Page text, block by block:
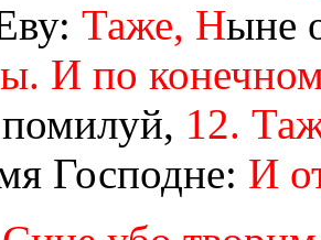
Таже, Ныне
И по
12.
Господне: И